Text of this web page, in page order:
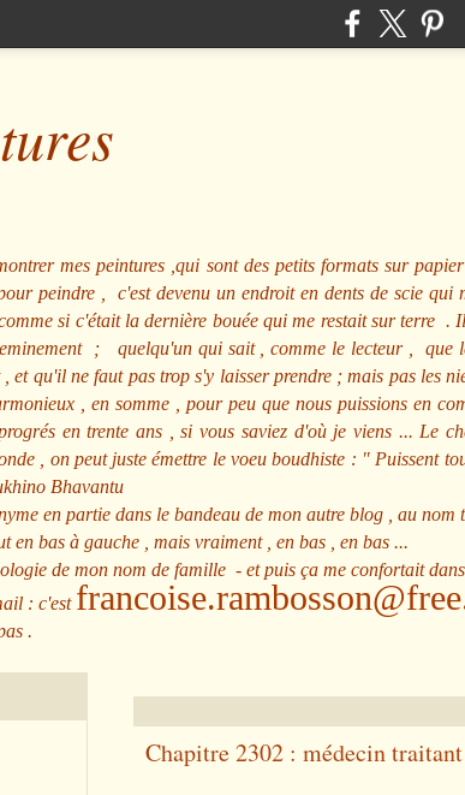
mes peintures ,qui sont des petits formats sur
peindre , c'est devenu un endroit en dents de scie qui
si c'était la dernière bouée qui me restait sur terre .
; quelqu'un qui sait , comme le lecteur , que
et qu'il ne faut pas trop s'y laisser prendre ; mais pas
, en somme , pour peu que nous puissions en
en trente ans , si vous saviez d'où je viens ... Le
, on peut juste émettre le voeu boudhiste : " Puissent
Bhavantu
en partie dans le bandeau de mon autre blog , au
en bas à gauche , mais vraiment , en bas , en bas ...
de mon nom de famille - et puis ça me confortait
: c'est
.
Chapitre 2302 : médecin traitant